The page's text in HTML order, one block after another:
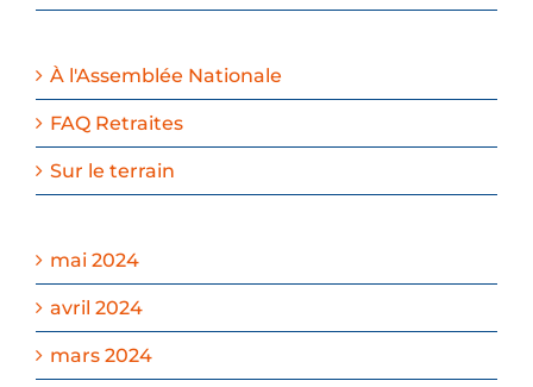
À l'Assemblée Nationale
FAQ Retraites
Sur le terrain
mai 2024
avril 2024
mars 2024